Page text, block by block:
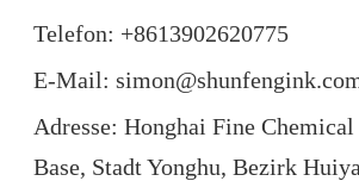
Telefon: +8613902620775
E-Mail:
Adresse: Honghai Fine
Base, Stadt Yonghu, Bezirk